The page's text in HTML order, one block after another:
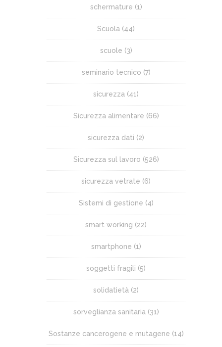
schermature (1)
Scuola (44)
scuole (3)
seminario tecnico (7)
sicurezza (41)
Sicurezza alimentare (66)
sicurezza dati (2)
Sicurezza sul lavoro (526)
sicurezza vetrate (6)
Sistemi di gestione (4)
smart working (22)
smartphone (1)
soggetti fragili (5)
solidatietà (2)
sorveglianza sanitaria (31)
Sostanze cancerogene e mutagene (14)